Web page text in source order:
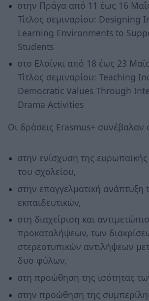
στην Πράγα από 11 έως 16
Τίτλος σεμιναρίου: Designing
Learning Environments to
Students
στο Ελσίνκι από 18 έως 23
Τίτλος σεμιναρίου: Teaching
Democratic Values Through
Drama Activities
Οι δράσεις Erasmus+ συνέβαλαν
στην ενίσχυση της
του σχολείου,
στην επαγγελματική ανάπτυξη
εκπαιδευτικών,
στη διαχείριση και
προκαταλήψεων, των
στερεοτυπικών αντιλήψεων
δυο φύλων,
στη προώθηση της ισότητας
στην προώθηση της